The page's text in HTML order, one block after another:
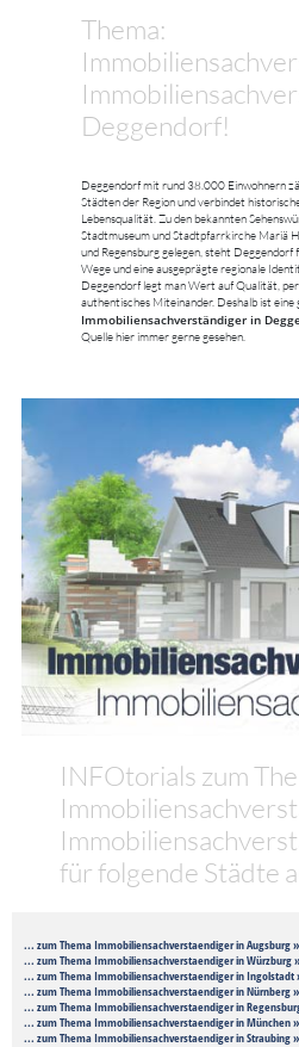
Thema:
Deggendorf!
Deggendorf mit rund 38.000 Einwohnern
Städten der Region und verbindet
Lebensqualität. Zu den bekannten
Stadtmuseum und Stadtpfarrkirche Mariä
und Regensburg gelegen, steht
Wege und eine ausgeprägte regionale
Deggendorf legt man Wert auf Qualität,
authentisches Miteinander. Deshalb ist eine
Immobiliensachverständiger in
Quelle hier immer gerne gesehen.
INFOtorials zum
für folgende Städte
... zum Thema Immobiliensachverstaendiger in Augsburg »
... zum Thema Immobiliensachverstaendiger in Würzburg »
... zum Thema Immobiliensachverstaendiger in Ingolstadt
... zum Thema Immobiliensachverstaendiger in Nürnberg »
... zum Thema Immobiliensachverstaendiger in
... zum Thema Immobiliensachverstaendiger in München »
... zum Thema Immobiliensachverstaendiger in Straubing »